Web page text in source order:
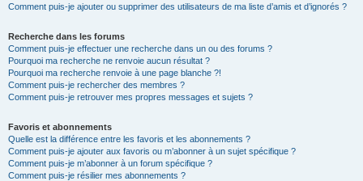
Comment puis-je ajouter ou supprimer des utilisateurs de ma liste d’amis et d’ignorés ?
Recherche dans les forums
Comment puis-je effectuer une recherche dans un ou des forums ?
Pourquoi ma recherche ne renvoie aucun résultat ?
Pourquoi ma recherche renvoie à une page blanche ?!
Comment puis-je rechercher des membres ?
Comment puis-je retrouver mes propres messages et sujets ?
Favoris et abonnements
Quelle est la différence entre les favoris et les abonnements ?
Comment puis-je ajouter aux favoris ou m’abonner à un sujet spécifique ?
Comment puis-je m’abonner à un forum spécifique ?
Comment puis-je résilier mes abonnements ?